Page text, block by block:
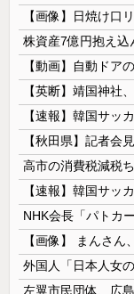
【画像】日焼け口
【動画】自動ドア
高市の消費税減税